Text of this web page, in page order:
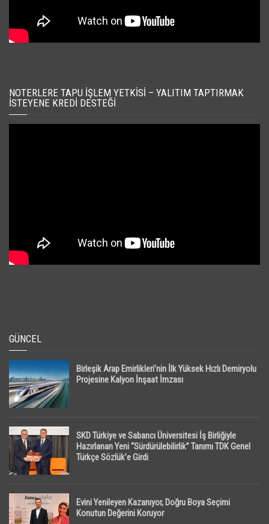
NOTERLERE TAPU İŞLEM YETKISI – YALITIM TAPTIRMAK
İSTEYENE KREDI DESTEĞI
GÜNCEL
Birleşik Arap Emirlikleri’nin İlk Yüksek Hızlı Demiryolu
Projesine Kalyon İnşaat İmzası
SKD Türkiye ve Sabancı Üniversitesi İş Birliğiyle
Hazırlanan Yeni “Sürdürülebilirlik” Tanımı TDK Genel
Türkçe Sözlük’e Girdi
Evini Yenileyen Kazanıyor, Doğru Boya Seçimi
Konutun Değerini Koruyor